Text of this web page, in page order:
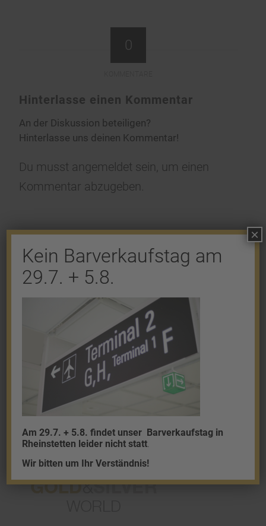
0
Hinterlasse einen Kommentar
An der Diskussion beteiligen?
Hinterlasse uns deinen Kommentar!
Du musst angemeldet sein, um einen
Kommentar abzugeben.
Shop
Granalien
Palladium
Platin
Silber
Kein Barverkaufstag am
29.7. + 5.8.
Am 29.7. + 5.8. findet unser Barverkaufstag in
Rheinstetten leider nicht statt.
Wir bitten um Ihr Verständnis!
×